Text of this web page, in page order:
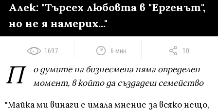
Алек: "Търсех любовта в "Ергенът",
но не я намерих..."
1697 6 мин 10
П
о думите на бизнесмена няма определен
момент, в който да създадеш семейство
"Майка ми винаги е имала мнение за всяко нещо,